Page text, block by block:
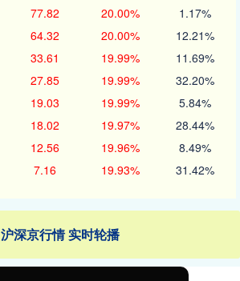
77.82 20.00% 1.17%
64.32 20.00% 12.21%
33.61 19.99% 11.69%
27.85 19.99% 32.20%
19.03 19.99% 5.84%
18.02 19.97% 28.44%
12.56 19.96% 8.49%
7.16 19.93% 31.42%
沪深京行情 实时轮播